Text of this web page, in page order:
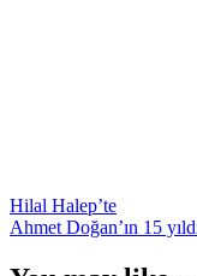
Yazı
gezinmesi
Hilal Halep’te
Ahmet Doğan’ın 15